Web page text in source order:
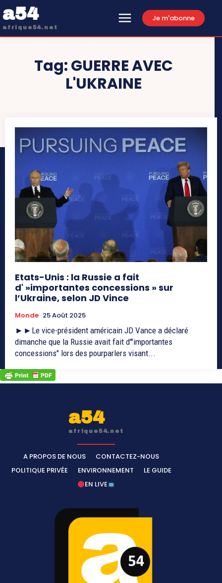
a54
afrique54.net
Je m'abonne
Tag:GUERRE AVEC
L'UKRAINE
Etats-Unis : la Russie a fait
d' »importantes concessions » sur
l’Ukraine, selon JD Vince
Monde 25 Août 2025
►►Le vice-président américain JD Vance a déclaré
dimanche que la Russie avait fait d'"importantes
concessions" lors des pourparlers visant...
a54
afrique54.net
A PROPOS DE NOUS
CONTACTEZ-NOUS
POLITIQUE PRIVÉE
ENVIRONNEMENT
LE GUIDE
EN LIVE